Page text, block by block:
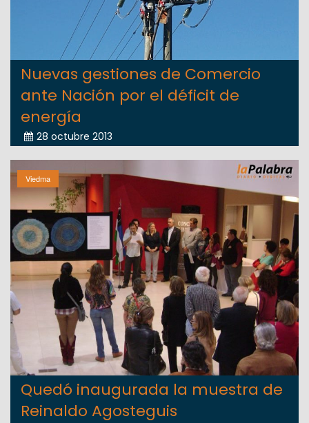
Nuevas gestiones de Comercio
ante Nación por el déficit de
energía
28 octubre 2013
Viedma
Quedó inaugurada la muestra de
Reinaldo Agosteguis